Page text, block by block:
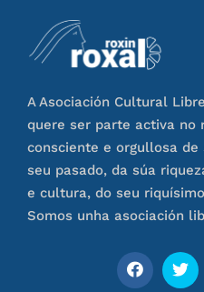
A Asociación Cultural
quere ser parte activa no
consciente e orgullosa
seu pasado, da súa
e cultura, do seu
Somos unha asociación